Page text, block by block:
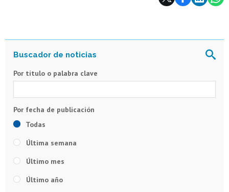
Por título o palabra clave
Todas
Última semana
Último mes
Último año